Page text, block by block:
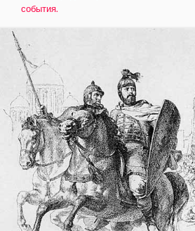
события.